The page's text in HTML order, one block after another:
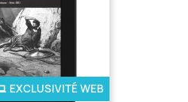
EXCLUSIVITÉ WEB